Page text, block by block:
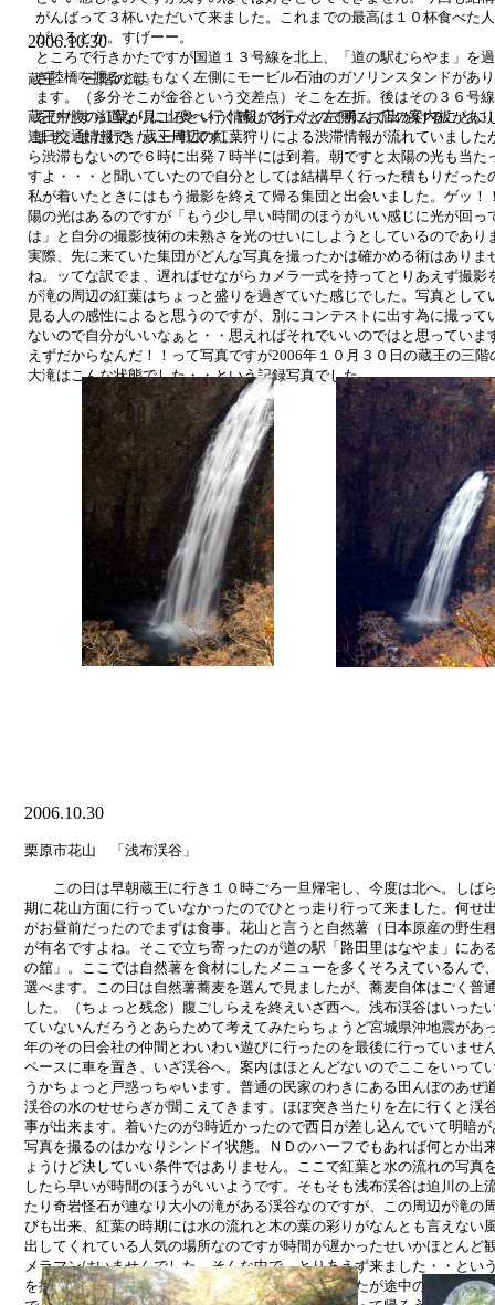
がんばって３杯いただいて来ました。これまでの最高は１０杯食べた人
がいるとか。 すげーー。
ところで行きかたですが国道１３号線を北上、「道の駅むらやま」を過
ぎ陸橋を渡るとまもなく左側にモービル石油のガソリンスタンドがあり
ます。（多分そこが金谷という交差点）そこを左折。後はその３６号線
をひたすら道なりに山奥へ行く感じで行くと左側にお店の案内板があり
ます。また行きたい一軒です。
2006.10.30
蔵王 「三階の滝」
蔵王中腹の紅葉が見ごろという情報があったので勇んで出かけることに
連日交通情報で、蔵王周辺の紅葉狩りによる渋滞情報が流れていました
ら渋滞もないので６時に出発７時半には到着。朝ですと太陽の光も当た
すよ ・・・ と聞いていたので自分としては結構早く行った積もりだった
私が着いたときにはもう撮影を終えて帰る集団と出会いました。ゲッ！
陽の光はあるのですが「もう少し早い時間のほうがいい感じに光が回っ
は」と自分の撮影技術の未熟さを光のせいにしようとしているのであり
実際、先に来ていた集団がどんな写真を撮ったかは確かめる術はありま
ね。ッてな訳でま、遅ればせながらカメラ一式を持ってとりあえず撮影
が滝の周辺の紅葉はちょっと盛りを過ぎていた感じでした。写真として
見る人の感性によると思うのですが、別にコンテストに出す為に撮って
ないので自分がいいなぁと・・思えればそれでいいのではと思っていま
えずだからなんだ！！って写真ですが2006年１０月３０日の蔵王の三階
大滝はこんな状態でした・・という記録写真でした.
2006.10.30
栗原市花山 「浅布渓谷」
この日は早朝蔵王に行き１０時ごろ一旦帰宅し、今度は北へ。しば
期に花山方面に行っていなかったのでひとっ走り行って来ました。何せ
がお昼前だったのでまずは食事。花山と言うと自然薯（日本原産の野生
が有名ですよね。そこで立ち寄ったのが道の駅「路田里はなやま」にあ
の舘」。ここでは自然薯を食材にしたメニューを多くそろえているんで
選べます。この日は自然薯蕎麦を選んで見ましたが、蕎麦自体はごく普
した。（ちょっと残念）腹ごしらえを終えいざ西へ。浅布渓谷はいった
ていないんだろうとあらためて考えてみたらちょうど宮城県沖地震があ
年のその日会社の仲間とわいわい遊びに行ったのを最後に行っていませ
ペースに車を置き、いざ渓谷へ。案内はほとんどないのでここをいって
うかちょっと戸惑っちゃいます。普通の民家のわきにある田んぼのあぜ
渓谷の水のせせらぎが聞こえてきます。ほぼ突き当たりを左に行くと渓
事が出来ます。着いたのが3時近かったので西日が差し込んでいて明暗
写真を撮るのはかなりシンドイ状態。ＮＤのハーフでもあれば何とか出
ょうけど決していい条件ではありません。ここで紅葉と水の流れの写真
したら早いが時間のほうがいいようです。そもそも浅布渓谷は迫川の上
たり奇岩怪石が連なり大小の滝がある渓谷なのですが、この周辺が滝の
びも出来、紅葉の時期には水の流れと木の葉の彩りがなんとも言えない
出してくれている人気の場所なのですが時間が遅かったせいかほとんど
メラマンはいませんでした。そんな中で、とりあえず来ました・・とい
を撮って、そのあとは、花山の御番所まで進みましたが途中の紅葉はと